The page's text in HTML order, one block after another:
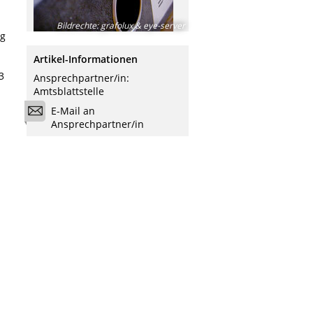
Bildrechte:grafolux & eye-server
Artikel-Informationen
Ansprechpartner/in:
Amtsblattstelle
E-Mail an
Ansprechpartner/in